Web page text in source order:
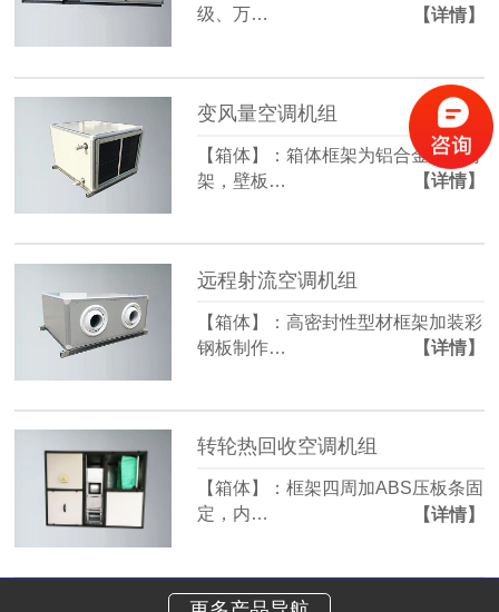
级、万…
【详情】
变风量空调机组
【箱体】：箱体框架为铝合金型材骨
架，壁板…
【详情】
远程射流空调机组
【箱体】：高密封性型材框架加装彩
钢板制作…
【详情】
转轮热回收空调机组
【箱体】：框架四周加ABS压板条固
定，内…
【详情】